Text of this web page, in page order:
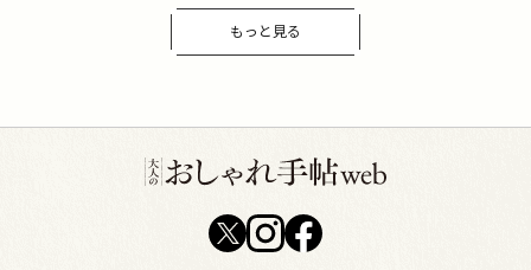
もっと見る